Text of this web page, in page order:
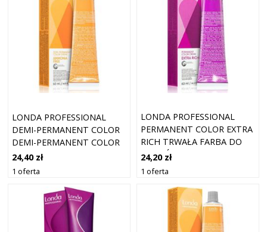
LONDA PROFESSIONAL
DEMI-PERMANENT COLOR
DEMI-PERMANENT COLOR
CREME DEMI-
PERMANENTNA FARBA DO
24,40 zł
1 oferta
LONDA PROFESSIONAL
PERMANENT COLOR EXTRA
RICH TRWAŁA FARBA DO
WŁOSÓW 4/77 60 ML
24,20 zł
1 oferta